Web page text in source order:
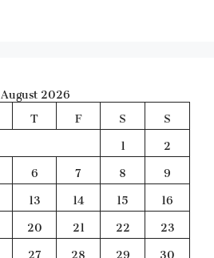
August 2026
T F S
S
1
2
6 7 8
9
13 14 15
16
20 21 22
23
27 28 29 30